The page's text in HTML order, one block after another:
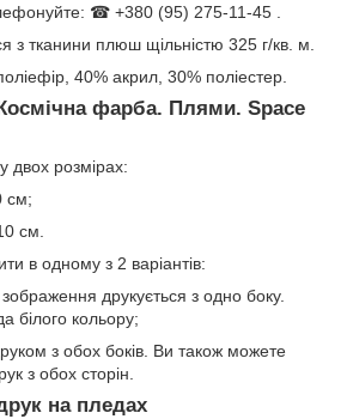
☎ +380 (95) 275-11-45 .
з тканини плюш щільністю 325 г/кв. м.
40% акрил, 30% поліестер.
фарба. Плями. Space
двох розмірах:
см;
см.
в одному з 2 варіантів:
друкується з одно боку.
білого кольору;
з обох боків. Ви також можете
з обох сторін.
на пледах